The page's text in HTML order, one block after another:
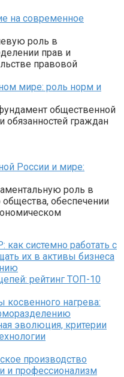
на современное
роль в
прав и
правовой
мире: роль норм и
общественной
обязанностей граждан
России и мире:
роль в
обеспечении
системно работать с
их в активы бизнеса
рейтинг ТОП-10
косвенного нагрева:
эволюция, критерии
производство
и профессионализм